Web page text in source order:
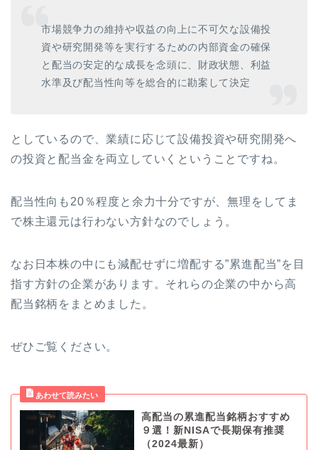
市場競争力の維持や収益の向上に不可欠な設備投
資や研究開発等を実行するための内部資金の確保
と配当の安定的な成長を念頭に、財政状態、利益
水準及び配当性向等を総合的に勘案して決定
としているので、業績に応じて設備投資や研究開発へ
の投資と配当金を両立していくということですね。
配当性向も20％程度と余力十分ですが、無理をしてま
で株主還元は行わない方針なのでしょう。
なお日本株の中にも減配せずに増配する”累進配当”を目
指す方針の企業があります。それらの企業の中から高
配当銘柄をまとめました。
ぜひご覧ください。
高配当の累進配当銘柄おすすめ
９選！新NISAで長期保有推奨
（2024最新）